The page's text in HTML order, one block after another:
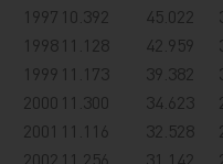
1997 10.392 45.022
1998 11.128 42.959
1999 11.173 39.382
2000 11.300 34.623
2001 11.116 32.528
2002 11.256 31.142